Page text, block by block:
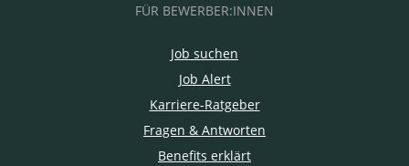
FÜR BEWERBER:INNEN
Job suchen
Job Alert
Karriere-Ratgeber
Fragen & Antworten
Benefits erklärt